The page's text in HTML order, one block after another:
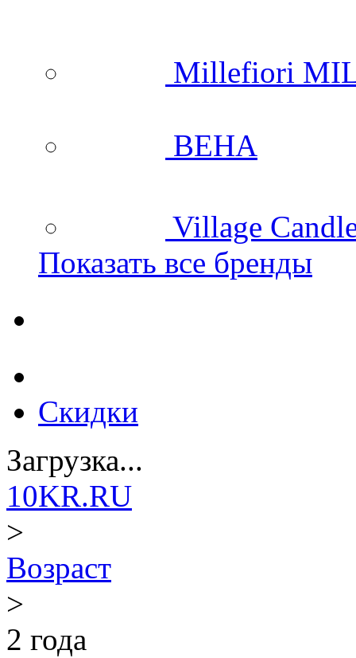
Millefiori
BEHA
Village
Показать все бренды
Скидки
Загрузка...
10KR.RU
>
Возраст
>
2 года